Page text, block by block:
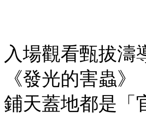
入場觀看甄拔濤
《發光的害蟲》
鋪天蓋地都是「